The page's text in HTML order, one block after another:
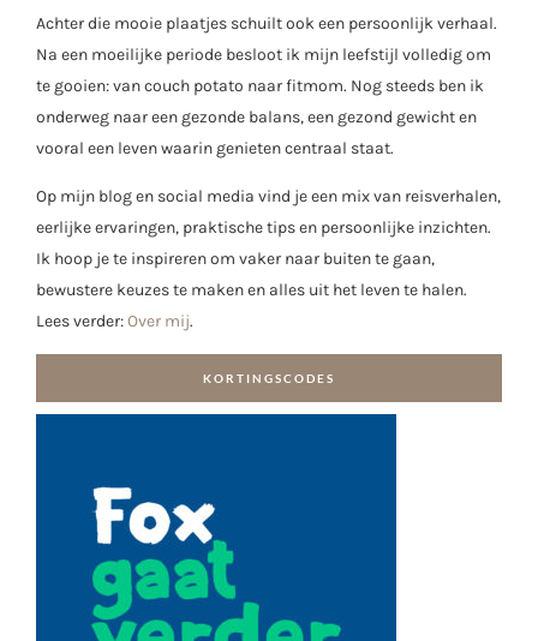
Achter die mooie plaatjes schuilt ook een persoonlijk verhaal.
Na een moeilijke periode besloot ik mijn leefstijl volledig om
te gooien: van couch potato naar fitmom. Nog steeds ben ik
onderweg naar een gezonde balans, een gezond gewicht en
vooral een leven waarin genieten centraal staat.
Op mijn blog en social media vind je een mix van reisverhalen,
eerlijke ervaringen, praktische tips en persoonlijke inzichten.
Ik hoop je te inspireren om vaker naar buiten te gaan,
bewustere keuzes te maken en alles uit het leven te halen.
Lees verder:Over mij.
KORTINGSCODES